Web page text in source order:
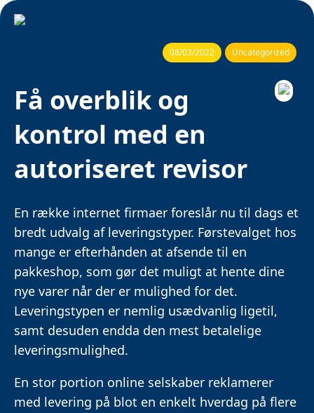
08/03/2022 Uncategorized
Få overblik og
kontrol med en
autoriseret revisor
En række internet firmaer foreslår nu til dags et
bredt udvalg af leveringstyper. Førstevalget hos
mange er efterhånden at afsende til en
pakkeshop, som gør det muligt at hente dine
nye varer når der er mulighed for det.
Leveringstypen er nemlig usædvanlig ligetil,
samt desuden endda den mest betalelige
leveringsmulighed.
En stor portion online selskaber reklamerer
med levering på blot en enkelt hverdag på flere